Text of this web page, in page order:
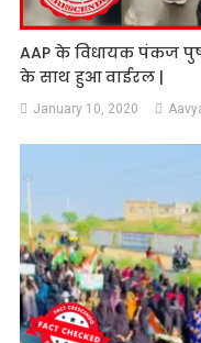
AAP के विधायक पंकज
के साथ हुआ वाईरल |
January 10, 2020